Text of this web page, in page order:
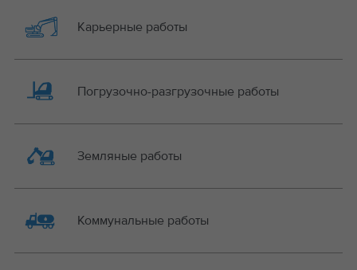
Карьерные работы
Погрузочно-разгрузочные работы
Земляные работы
Коммунальные работы